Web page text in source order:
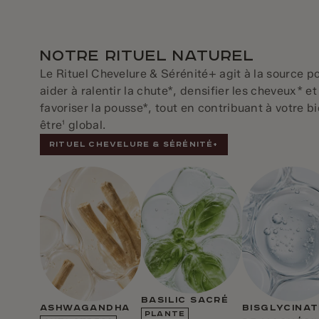
Notre rituel naturel
Le Rituel Chevelure & Sérénité+ agit à la source
aider à ralentir la chute*, densifier les cheveux* et
favoriser la pousse*, tout en contribuant à votre
être¹ global.
RITUEL CHEVELURE & SÉRÉNITÉ+
ASHWAGANDHA
BASILIC SACRÉ
PLANTE